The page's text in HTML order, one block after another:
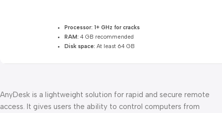
Processor: 1+ GHz for cracks
RAM: 4 GB recommended
Disk space: At least 64 GB
AnyDesk is a lightweight solution for rapid and secure remote
access. It gives users the ability to control computers from